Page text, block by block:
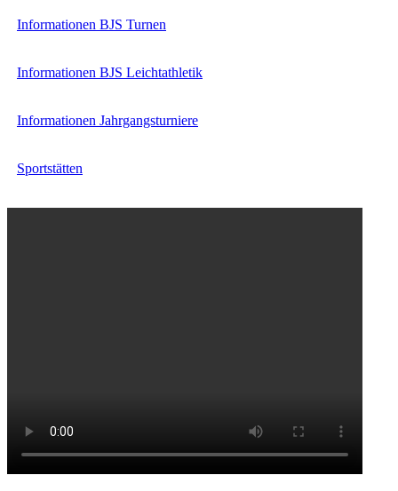
Informationen BJS Turnen
Informationen BJS Leichtathletik
Informationen Jahrgangsturniere
Sportstätten